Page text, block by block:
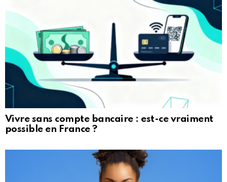
Vivre sans compte bancaire : est-ce vraiment
possible en France ?